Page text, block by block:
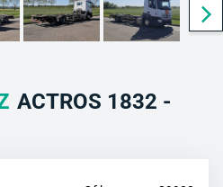
ACTROS 1832 -